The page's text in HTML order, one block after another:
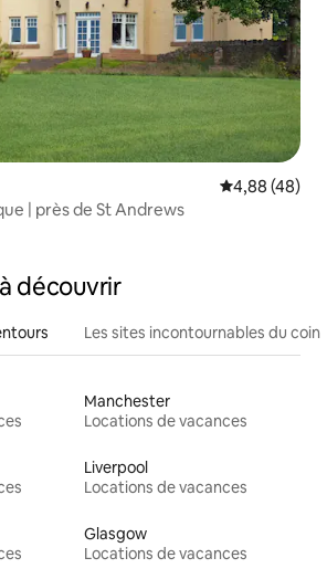
Note
4,88 (48)
| près de St Andrews
découvrir
Les sites incontournables du coin
Manchester
Locations de vacances
Liverpool
Locations de vacances
Glasgow
Locations de vacances